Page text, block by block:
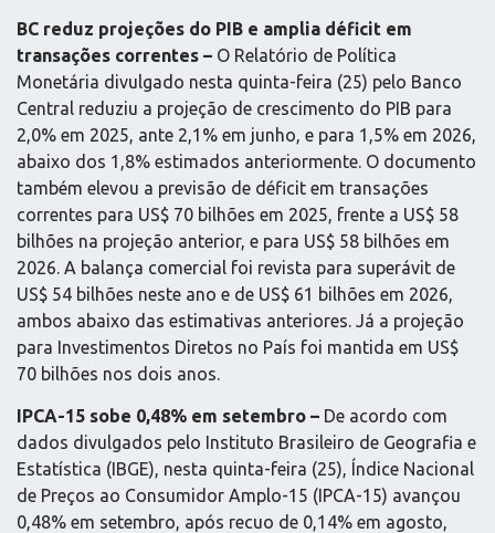
BC reduz projeções do PIB e amplia déficit em
transações correntes – O Relatório de Política
Monetária divulgado nesta quinta-feira (25) pelo Banco
Central reduziu a projeção de crescimento do PIB para
2,0% em 2025, ante 2,1% em junho, e para 1,5% em 2026,
abaixo dos 1,8% estimados anteriormente. O documento
também elevou a previsão de déficit em transações
correntes para US$ 70 bilhões em 2025, frente a US$ 58
bilhões na projeção anterior, e para US$ 58 bilhões em
2026. A balança comercial foi revista para superávit de
US$ 54 bilhões neste ano e de US$ 61 bilhões em 2026,
ambos abaixo das estimativas anteriores. Já a projeção
para Investimentos Diretos no País foi mantida em US$
70 bilhões nos dois anos.
IPCA-15 sobe 0,48% em setembro – De acordo com
dados divulgados pelo Instituto Brasileiro de Geografia e
Estatística (IBGE), nesta quinta-feira (25), Índice Nacional
de Preços ao Consumidor Amplo-15 (IPCA-15) avançou
0,48% em setembro, após recuo de 0,14% em agosto,